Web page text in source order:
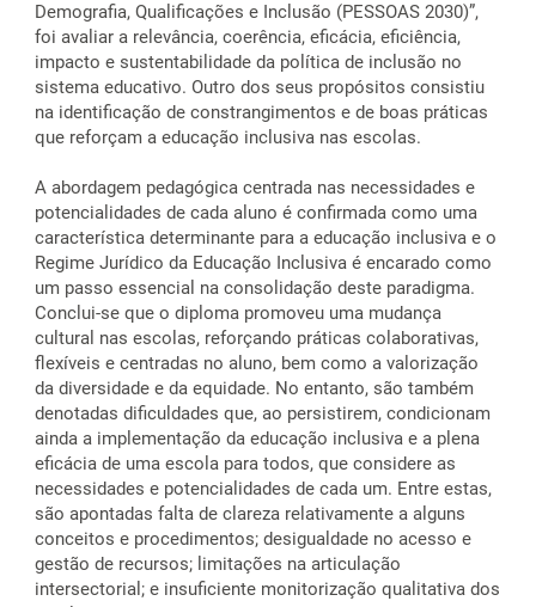
Demografia, Qualificações e Inclusão (PESSOAS 2030)”,
foi avaliar a relevância, coerência, eficácia, eficiência,
impacto e sustentabilidade da política de inclusão no
sistema educativo. Outro dos seus propósitos consistiu
na identificação de constrangimentos e de boas práticas
que reforçam a educação inclusiva nas escolas.
A abordagem pedagógica centrada nas necessidades e
potencialidades de cada aluno é confirmada como uma
característica determinante para a educação inclusiva e o
Regime Jurídico da Educação Inclusiva é encarado como
um passo essencial na consolidação deste paradigma.
Conclui-se que o diploma promoveu uma mudança
cultural nas escolas, reforçando práticas colaborativas,
flexíveis e centradas no aluno, bem como a valorização
da diversidade e da equidade. No entanto, são também
denotadas dificuldades que, ao persistirem, condicionam
ainda a implementação da educação inclusiva e a plena
eficácia de uma escola para todos, que considere as
necessidades e potencialidades de cada um. Entre estas,
são apontadas falta de clareza relativamente a alguns
conceitos e procedimentos; desigualdade no acesso e
gestão de recursos; limitações na articulação
intersectorial; e insuficiente monitorização qualitativa dos